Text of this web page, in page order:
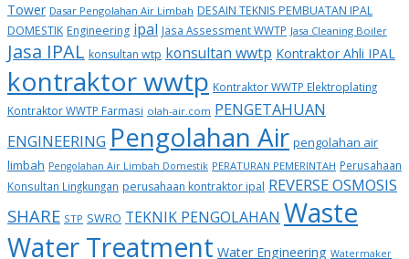
Tower Dasar Pengolahan Air Limbah DESAIN TEKNIS PEMBUATAN IPAL
DOMESTIK Engineering ipal Jasa Assessment WWTP Jasa Cleaning Boiler
Jasa IPAL konsultan wtp konsultan wwtp Kontraktor Ahli IPAL
kontraktor wwtp Kontraktor WWTP Elektroplating
Kontraktor WWTP Farmasi olah-air.com PENGETAHUAN
ENGINEERING Pengolahan Air pengolahan air
limbah Pengolahan Air Limbah Domestik PERATURAN PEMERINTAH Perusahaan
Konsultan Lingkungan perusahaan kontraktor ipal REVERSE OSMOSIS
SHARE STP SWRO TEKNIK PENGOLAHAN Waste
Water Treatment Water Engineering Watermaker